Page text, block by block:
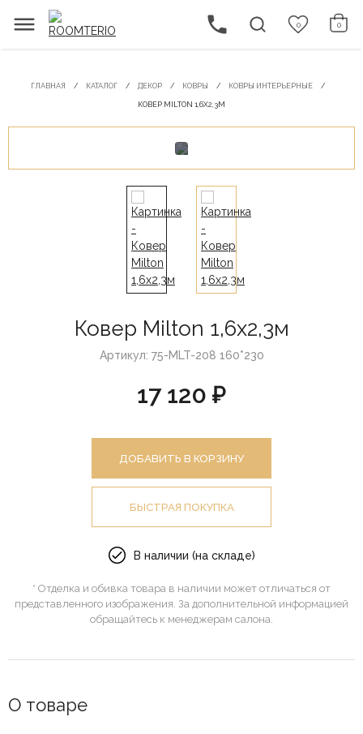
0 0
ГЛАВНАЯ КАТАЛОГ ДЕКОР КОВРЫ КОВРЫ ИНТЕРЬЕРНЫЕ
КОВЕР MILTON 1,6Х2,3М
Ковер Milton 1,6х2,3м
Артикул: 75-MLT-208 160*230
17 120 ₽
ДОБАВИТЬ В КОРЗИНУ
БЫСТРАЯ ПОКУПКА
В наличии (на складе)
* Отделка и обивка товара в наличии может отличаться от
представленного изображения. За дополнительной информацией
обращайтесь к менеджерам салона.
О товаре